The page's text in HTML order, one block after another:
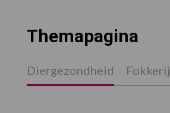
Themapagina
Diergezondheid Fokkerij